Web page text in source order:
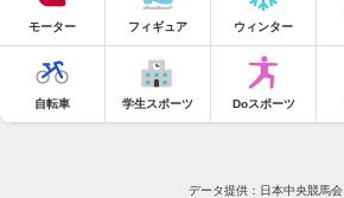
モーター フィギュア ウィンター
自転車 学生スポーツ Doスポーツ
データ提供：日本中央競馬会